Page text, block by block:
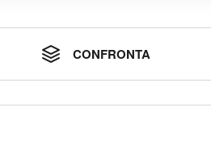
CONFRONTA